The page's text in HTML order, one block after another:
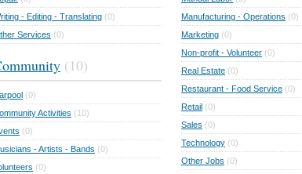
- Editing - Translating (0)
Services (0)
(10)
(0)
Activities (10)
(0)
- Artists - Bands (0)
(0)
Manufacturing - Operations (0)
Marketing (0)
Non-profit - Volunteer (0)
Real Estate (0)
Restaurant - Food Service (0)
Retail (0)
Sales (0)
Technology (0)
Other Jobs (0)